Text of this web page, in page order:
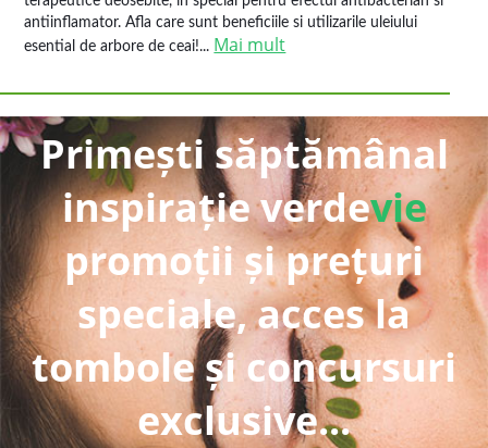
antiinflamator. Afla care sunt beneficiile si utilizarile uleiului
esential de arbore de ceai!... Mai mult
Primești săptămânal
inspirație verdevie
promoții și prețuri
speciale, acces la
tombole și concursuri
exclusive...